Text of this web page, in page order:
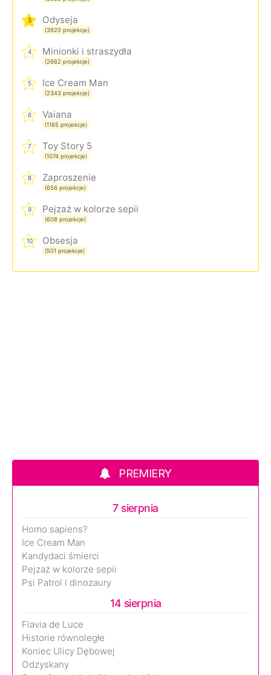
3 Odyseja
(3920 projekcje)
4 Minionki i straszydła
(2662 projekcje)
5 Ice Cream Man
(2343 projekcje)
6 Vaiana
(1165 projekcje)
7 Toy Story 5
(1074 projekcje)
8 Zaproszenie
(656 projekcje)
9 Pejzaż w kolorze sepii
(608 projekcje)
10 Obsesja
(501 projekcje)
PREMIERY
7 sierpnia
Homo sapiens?
Ice Cream Man
Kandydaci śmierci
Pejzaż w kolorze sepii
Psi Patrol i dinozaury
14 sierpnia
Flavia de Luce
Historie równoległe
Koniec Ulicy Dębowej
Odzyskany